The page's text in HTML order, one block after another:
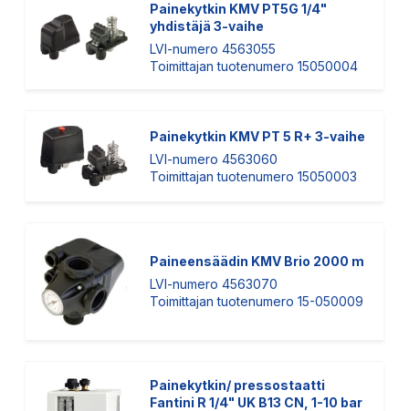
Painekytkin KMV PT5G 1/4"
yhdistäjä 3-vaihe
LVI-numero 4563055
Toimittajan tuotenumero 15050004
Painekytkin KMV PT 5 R+ 3-vaihe
LVI-numero 4563060
Toimittajan tuotenumero 15050003
Paineensäädin KMV Brio 2000 m
LVI-numero 4563070
Toimittajan tuotenumero 15-050009
Painekytkin/ pressostaatti
Fantini R 1/4" UK B13 CN, 1-10 bar